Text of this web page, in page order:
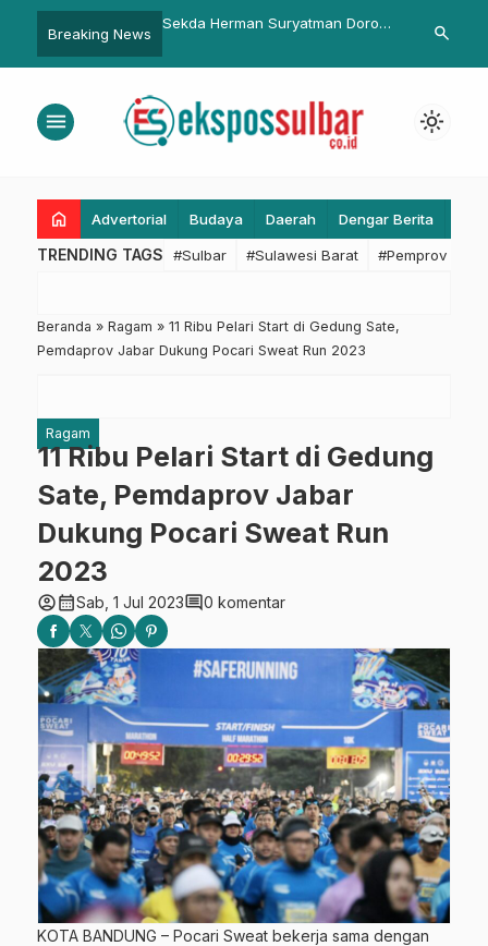
Breaking News
Suryatman Dorong
Cepat dan Progresif
Dinkes Sulbar Galakkan Jumat
Pemprov
Genjatan
search
menu light_mode
home Advertorial Budaya Daerah Dengar Berita
TRENDING TAGS #Sulbar #Sulawesi Barat #Pemprov
Beranda » Ragam » 11 Ribu Pelari Start di Gedung Sate,
Pemdaprov Jabar Dukung Pocari Sweat Run 2023
Ragam
11 Ribu Pelari Start di Gedung
Sate, Pemdaprov Jabar
Dukung Pocari Sweat Run
2023
account_circlecalendar_monthSab, 1 Jul 2023comment0 komentar
KOTA BANDUNG – Pocari Sweat bekerja sama dengan